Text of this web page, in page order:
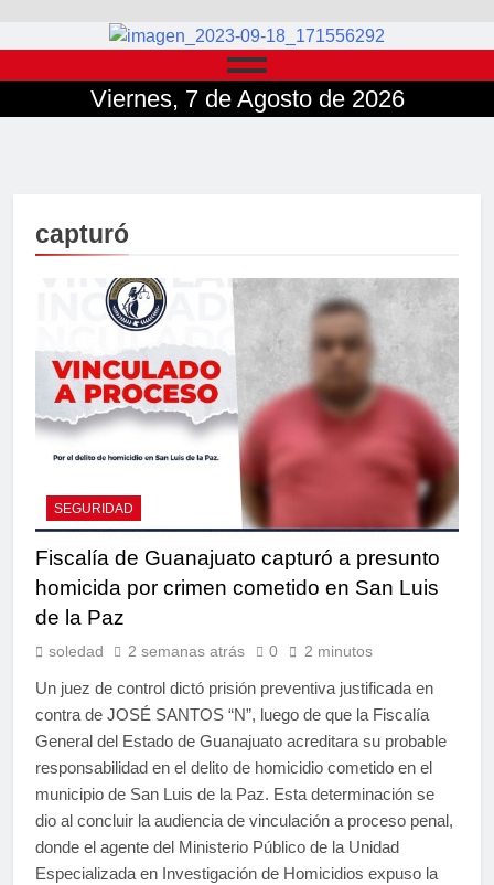
Viernes, 7 de Agosto de 2026
capturó
SEGURIDAD
Fiscalía de Guanajuato capturó a presunto
homicida por crimen cometido en San Luis
de la Paz
soledad 2 semanas atrás 0 2 minutos
Un juez de control dictó prisión preventiva justificada en
contra de JOSÉ SANTOS “N”, luego de que la Fiscalía
General del Estado de Guanajuato acreditara su probable
responsabilidad en el delito de homicidio cometido en el
municipio de San Luis de la Paz. Esta determinación se
dio al concluir la audiencia de vinculación a proceso penal,
donde el agente del Ministerio Público de la Unidad
Especializada en Investigación de Homicidios expuso la